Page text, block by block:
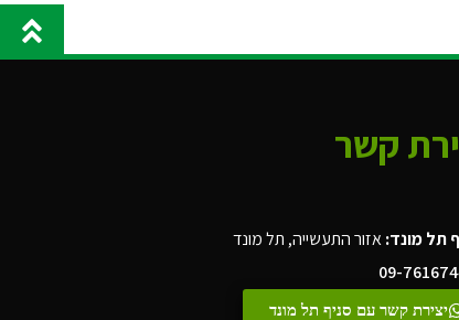
קשר
תל מונד:אזור התעשייה, תל מונד
09-
יצירת קשר עם סניף תל מונד